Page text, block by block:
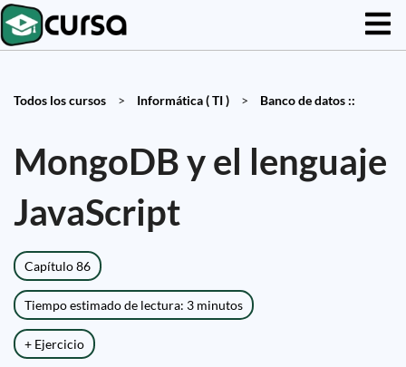
Todos los cursos > Informática ( TI ) > Banco de datos ::
MongoDB y el lenguaje
JavaScript
Capítulo 86
Tiempo estimado de lectura: 3 minutos
+ Ejercicio